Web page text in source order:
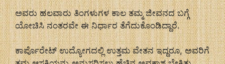
ಅವರು ಹಲವಾರು ತಿಂಗಳುಗಳ ಕಾಲ ತಮ್ಮ ಜೀವನದ ಬಗ್ಗೆ
ಯೋಚಿಸಿ ನಂತರವೇ ಈ ನಿರ್ಧಾರ ತೆಗೆದುಕೊಂಡಿದ್ದಾರೆ.
ಕಾರ್ಪೊರೇಟ್ ಉದ್ಯೋಗದಲ್ಲಿ ಉತ್ತಮ ವೇತನ ಇದ್ದರೂ, ಅವರಿಗೆ